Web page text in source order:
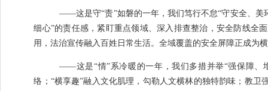
——这是守“责”如磐的一年，我们笃行不怠“守安全、美
细心”的责任感，紧盯重点领域、深入排查整治，安全防线全
用，法治宣传融入百姓日常生活。全域覆盖的安全屏障正成为
——这是“情”系冷暖的一年，我们多措并举“强保障、
络； “横享趣”融入文化肌理，勾勒人文横林的独特韵味；教卫